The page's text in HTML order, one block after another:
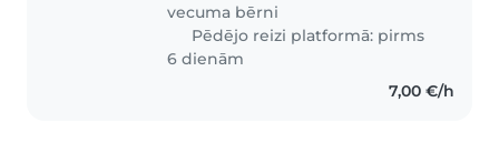
vecuma bērni
Pēdējo reizi platformā: pirms
6 dienām
7,00 €/h